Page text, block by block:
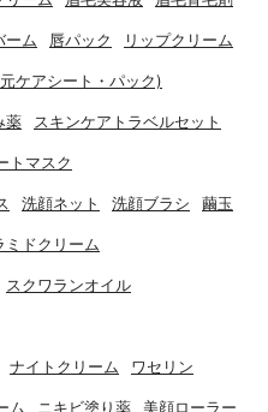
ーム 唇パック リップクリーム
ケアシート・パック)
薬 スキンケアトラベルセット
トマスク
洗顔ネット 洗顔ブラシ 繭玉
ミドクリーム
スクワランオイル
ナイトクリーム ワセリン
ム ニキビ塗り薬 美顔ローラー